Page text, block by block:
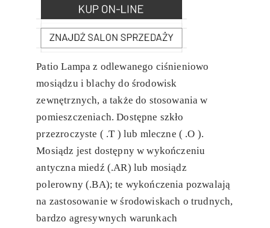
Patio Lampa z odlewanego ciśnieniowo
mosiądzu i blachy do środowisk
zewnętrznych, a także do stosowania w
pomieszczeniach. Dostępne szkło
przezroczyste ( .T ) lub mleczne ( .O ).
Mosiądz jest dostępny w wykończeniu
antyczna miedź (.AR) lub mosiądz
polerowny (.BA); te wykończenia pozwalają
na zastosowanie w środowiskach o trudnych,
bardzo agresywnych warunkach